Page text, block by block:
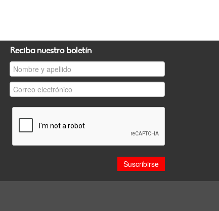
Reciba nuestro boletín